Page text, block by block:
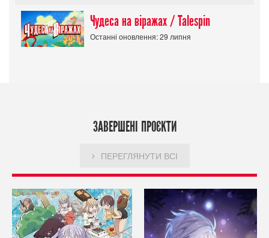
Чудеса на віражах / Talespin
Останні оновлення: 29 липня
ЗАВЕРШЕНІ ПРОЄКТИ
ПЕРЕГЛЯНУТИ ВСІ